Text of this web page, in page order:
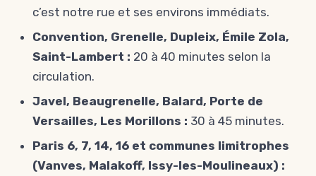
c’est notre rue et ses environs immédiats.
Convention, Grenelle, Dupleix, Émile Zola,
Saint-Lambert : 20 à 40 minutes selon la
circulation.
Javel, Beaugrenelle, Balard, Porte de
Versailles, Les Morillons : 30 à 45 minutes.
Paris 6, 7, 14, 16 et communes limitrophes
(Vanves, Malakoff, Issy-les-Moulineaux) :